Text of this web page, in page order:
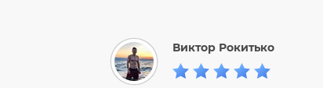
Виктор Рокитько